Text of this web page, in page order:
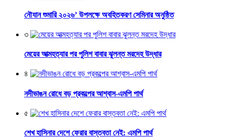
নৌযান শুমারি ২০২৬’ উপলক্ষে অবহিতকরণ সেমিনার অনুষ্ঠিত
৩
মেয়ের আত্মহত্যার পর পুলিশ বাবার ঝুলন্ত মরদেহ উদ্ধার
৪
নদীভাঙন রোধে বড় প্রকল্পের আশ্বাস-এমপি পার্থ
৫
শেখ হাসিনার দেশে ফেরার বাস্তবতা নেই: এমপি পার্থ